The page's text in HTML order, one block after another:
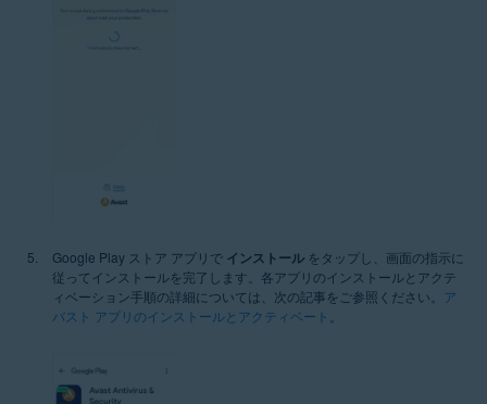
Google Play ストア アプリで インストール をタップし、画面の指示に
従ってインストールを完了します。各アプリのインストールとアクテ
ィベーション手順の詳細については、次の記事をご参照ください。 ア
バスト アプリのインストールとアクティベート